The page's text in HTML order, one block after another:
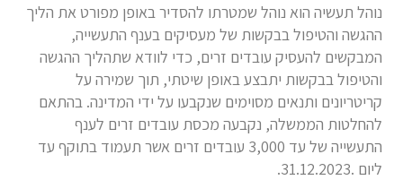
נוהל תעשיה הוא נוהל שמטרתו להסדיר באופן מפורט את הליך
ההגשה והטיפול בבקשות של מעסיקים בענף התעשייה,
המבקשים להעסיק עובדים זרים, כדי לוודא שתהליך ההגשה
והטיפול בבקשות יתבצע באופן שיטתי, תוך שמירה על
קריטריונים ותנאים מסוימים שנקבעו על ידי המדינה. בהתאם
להחלטות הממשלה, נקבעה מכסת עובדים זרים לענף
התעשייה של עד 3,000 עובדים זרים אשר תעמוד בתוקף עד
ליום .31.12.2023.